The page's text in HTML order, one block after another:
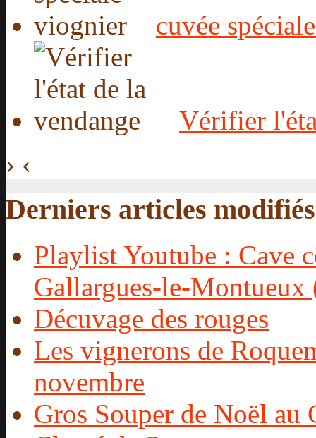
cuvée
Vérifier
› ‹
Derniers articles modifiés
Playlist Youtube : Cave
Gallargues-le-
Décuvage des rouges
Les vignerons de
novembre
Gros Souper de Noël au